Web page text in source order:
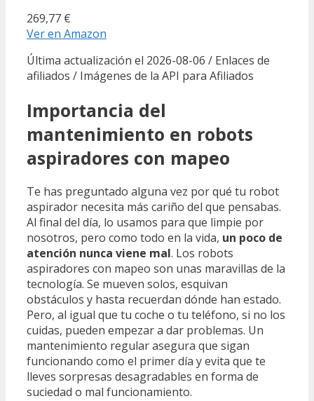
269,77 €
Ver en Amazon
Última actualización el 2026-08-06 / Enlaces de
afiliados / Imágenes de la API para Afiliados
Importancia del
mantenimiento en robots
aspiradores con mapeo
Te has preguntado alguna vez por qué tu robot
aspirador necesita más cariño del que pensabas.
Al final del día, lo usamos para que limpie por
nosotros, pero como todo en la vida, un poco de
atención nunca viene mal. Los robots
aspiradores con mapeo son unas maravillas de la
tecnología. Se mueven solos, esquivan
obstáculos y hasta recuerdan dónde han estado.
Pero, al igual que tu coche o tu teléfono, si no los
cuidas, pueden empezar a dar problemas. Un
mantenimiento regular asegura que sigan
funcionando como el primer día y evita que te
lleves sorpresas desagradables en forma de
suciedad o mal funcionamiento.